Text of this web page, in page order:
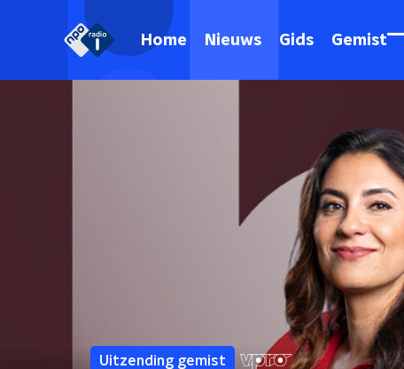
Home Nieuws Gids Gemist
Uitzending gemist